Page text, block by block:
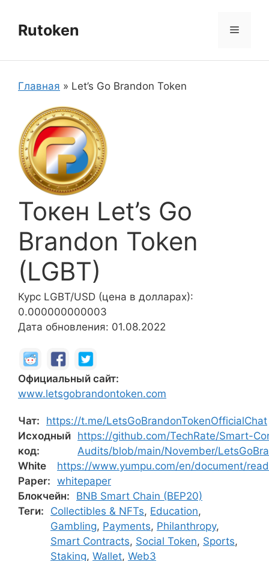
содержимому
Rutoken Меню
Главная » Let’s Go Brandon Token
Токен Let’s Go
Brandon Token
(LGBT)
Курс LGBT/USD (цена в долларах):
0.000000000003
Дата обновления: 01.08.2022
Официальный сайт:
www.letsgobrandontoken.com
Чат:
https://t.me/LetsGoBrandonTokenOfficialChat
Исходный
код:
https://github.com/TechRate/Smart-
Audits/blob/main/November/
White
Paper:
https://www.yumpu.com/en/document/
whitepaper
Блокчейн:
BNB Smart Chain (BEP20)
Теги:
Collectibles & NFTs, Education,
Gambling, Payments, Philanthropy,
Smart Contracts, Social Token, Sports,
Staking, Wallet, Web3